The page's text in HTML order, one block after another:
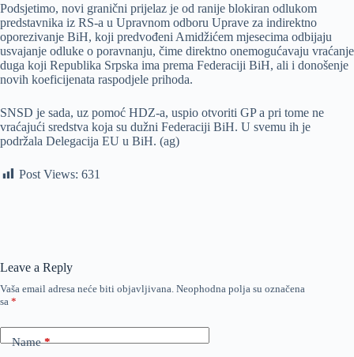
Podsjetimo, novi granični prijelaz je od ranije blokiran odlukom
predstavnika iz RS-a u Upravnom odboru Uprave za indirektno
oporezivanje BiH, koji predvođeni Amidžićem mjesecima odbijaju
usvajanje odluke o poravnanju, čime direktno onemogućavaju vraćanje
duga koji Republika Srpska ima prema Federaciji BiH, ali i donošenje
novih koeficijenata raspodjele prihoda.
SNSD je sada, uz pomoć HDZ-a, uspio otvoriti GP a pri tome ne
vraćajući sredstva koja su dužni Federaciji BiH. U svemu ih je
podržala Delegacija EU u BiH. (ag)
Post Views: 631
Leave a Reply
Vaša email adresa neće biti objavljivana. Neophodna polja su označena
sa *
Name*